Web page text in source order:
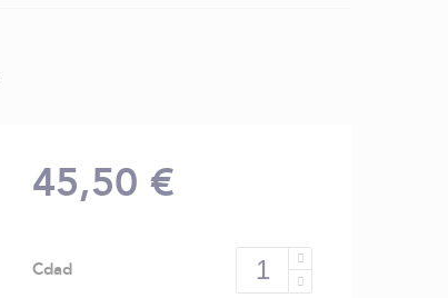
45,50 €
Cdad